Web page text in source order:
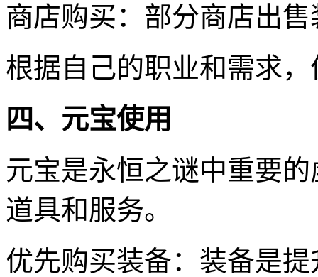
商店购买：部分商店出
根据自己的职业和需求
四、元宝使用
元宝是永恒之谜中重要
道具和服务。
优先购买装备：装备是